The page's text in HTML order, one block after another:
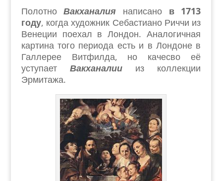
ПолотноВакханалия написано в 1713
году, когда художник Себастиано Риччи из
Венеции поехал в Лондон. Аналогичная
картина того периода есть и в Лондоне в
Галлерее Витфилда, но качесво её
уступает Вакханалиииз коллекции
Эрмитажа.